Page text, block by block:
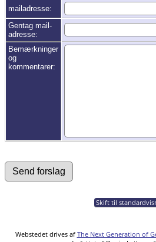
mailadresse:
Gentag mail-
adresse:
Bemærkninger
og
kommentarer:
Skift til
Webstedet drives af The Next Generation of